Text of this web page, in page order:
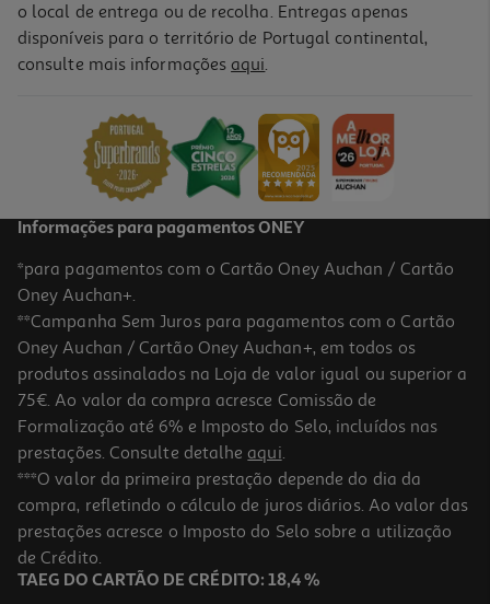
Agrafos N.10 Auchan 2000 Unidades
Saca Agrafos Auchan Cores Sortidas
1.35 €/un
1,35 €
o local de entrega ou de recolha. Entregas apenas
disponíveis para o território de Portugal continental,
consulte mais informações aqui.
Informações para pagamentos ONEY
*para pagamentos com o Cartão Oney Auchan / Cartão
Oney Auchan+.
**Campanha Sem Juros para pagamentos com o Cartão
Oney Auchan / Cartão Oney Auchan+, em todos os
produtos assinalados na Loja de valor igual ou superior a
75€. Ao valor da compra acresce Comissão de
Formalização até 6% e Imposto do Selo, incluídos nas
prestações. Consulte detalhe aqui.
***O valor da primeira prestação depende do dia da
compra, refletindo o cálculo de juros diários. Ao valor das
prestações acresce o Imposto do Selo sobre a utilização
de Crédito.
TAEG DO CARTÃO DE CRÉDITO: 18,4 %